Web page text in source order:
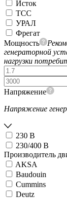
Исток
ТСС
УРАЛ
Фрегат
Мощность
генераторной
нагрузки
Напряжение
Напряжение
230 В
230/400 В
Производитель
AKSA
Baudouin
Cummins
Deutz